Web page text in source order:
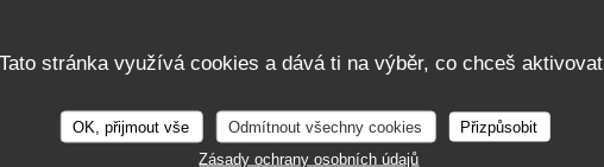
Tato stránka využívá cookies a dává ti na výběr, co chceš aktivovat
OK, přijmout vše Odmítnout všechny cookies
Přizpůsobit
Zásady ochrany osobních údajů
Služba: 5/5 Atmosféra: 5 /5 Kuchyně: 5/5 Kvalita / Cena: 5/5
버가 친절함